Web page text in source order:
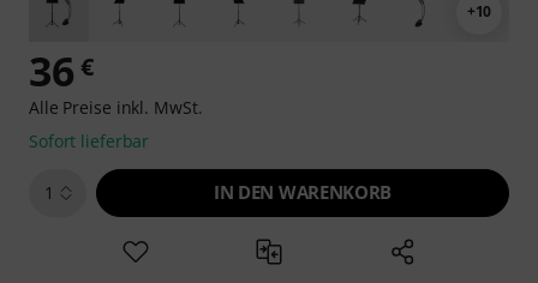
+10
36 €
Alle Preise inkl. MwSt.
Sofort lieferbar
1 IN DEN WARENKORB